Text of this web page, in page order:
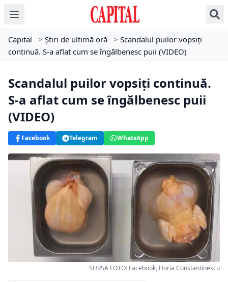
Capital > Știri de ultimă oră > Scandalul puilor vopsiți
continuă. S-a aflat cum se îngălbenesc puii (VIDEO)
Scandalul puilor vopsiți continuă.
S-a aflat cum se îngălbenesc puii
(VIDEO)
Facebook Telegram WhatsApp
SURSA FOTO: Facebook, Horia Constantinescu